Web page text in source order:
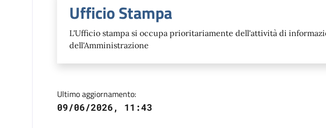
Ufficio Stampa
L'Ufficio stampa si occupa prioritariamente dell'attività di
dell'Amministrazione
Ultimo aggiornamento:
09/06/2026, 11:43